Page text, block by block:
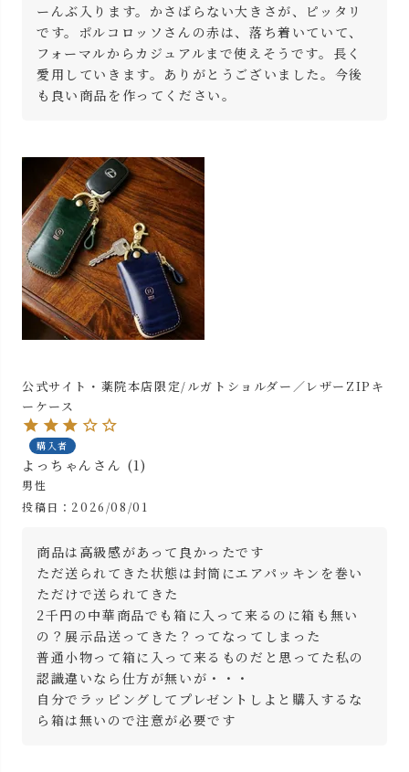
ーんぶ入ります。かさばらない大きさが、ピッタリ
です。ポルコロッソさんの赤は、落ち着いていて、
フォーマルからカジュアルまで使えそうです。長く
愛用していきます。ありがとうございました。今後
も良い商品を作ってください。
公式サイト・薬院本店限定/ルガトショルダー／レザーZIPキ
ーケース
購入者
よっちゃん 1
男性
投稿日
2026/08/01
商品は高級感があって良かったです
ただ送られてきた状態は封筒にエアパッキンを巻い
ただけで送られてきた
2千円の中華商品でも箱に入って来るのに箱も無い
の？展示品送ってきた？ってなってしまった
普通小物って箱に入って来るものだと思ってた私の
認識違いなら仕方が無いが・・・
自分でラッピングしてプレゼントしよと購入するな
ら箱は無いので注意が必要です